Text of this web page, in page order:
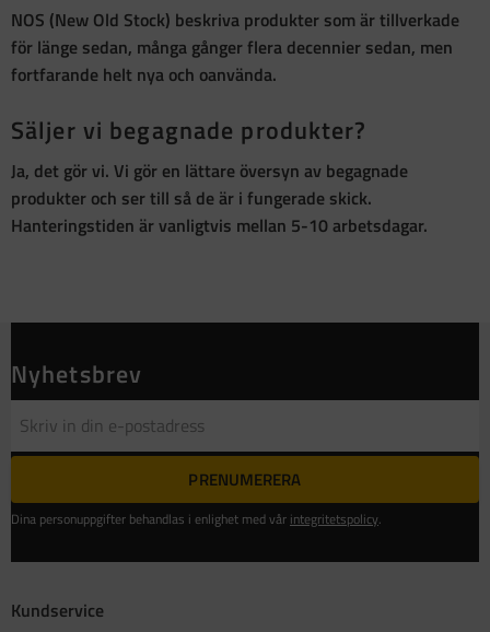
NOS (New Old Stock) beskriva produkter som ärtillverkade
för länge sedan, många gånger flera decennier sedan, men
fortfarande helt nya och oanvända.
Säljer vi begagnade produkter?
Ja, det gör vi. Vi gör en lättare översyn av begagnade
produkter och ser till så de är i fungerade skick.
Hanteringstiden är vanligtvis mellan 5-10 arbetsdagar.
Nyhetsbrev
PRENUMERERA
Dina personuppgifter behandlas i enlighet med vår integritetspolicy.
Kundservice